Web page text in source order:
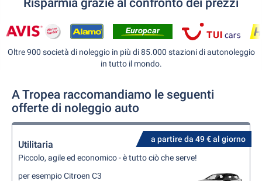
Risparmia grazie al confronto dei prezzi
Oltre 900 società di noleggio in più di 85.000 stazioni di autonoleggio
in tutto il mondo.
A Tropea raccomandiamo le seguenti
offerte di noleggio auto
a partire da 49 € al giorno
Utilitaria
Piccolo, agile ed economico - è tutto ciò che serve!
per esempio Citroen C3